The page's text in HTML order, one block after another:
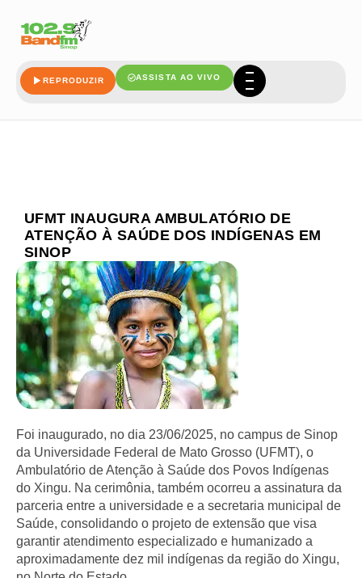
REPRODUZIR ASSISTA AO VIVO
UFMT INAUGURA AMBULATÓRIO DE
ATENÇÃO À SAÚDE DOS INDÍGENAS EM
SINOP
Foi inaugurado, no dia 23/06/2025, no campus de Sinop
da Universidade Federal de Mato Grosso (UFMT), o
Ambulatório de Atenção à Saúde dos Povos Indígenas
do Xingu. Na cerimônia, também ocorreu a assinatura da
parceria entre a universidade e a secretaria municipal de
Saúde, consolidando o projeto de extensão que visa
garantir atendimento especializado e humanizado a
aproximadamente dez mil indígenas da região do Xingu,